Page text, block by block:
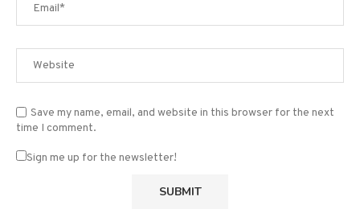
Save my name, email, and website in this browser for the next
time I comment.
Sign me up for the newsletter!